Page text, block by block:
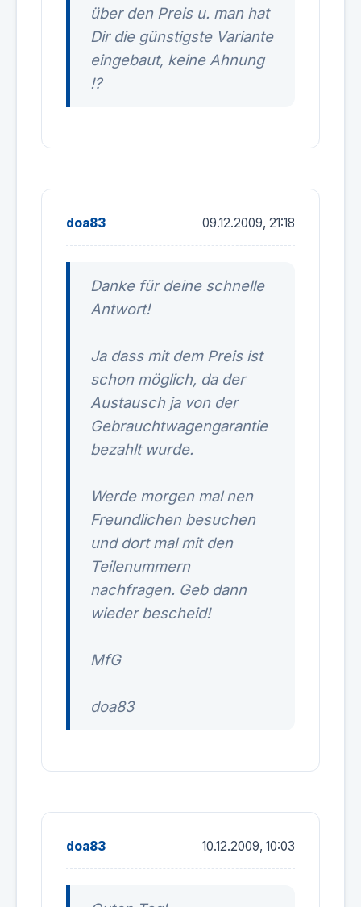
über den Preis u. man hat
Dir die günstigste Variante
eingebaut, keine Ahnung
!?
doa83 09.12.2009, 21:18
Danke für deine schnelle
Antwort!
Ja dass mit dem Preis ist
schon möglich, da der
Austausch ja von der
Gebrauchtwagengarantie
bezahlt wurde.
Werde morgen mal nen
Freundlichen besuchen
und dort mal mit den
Teilenummern
nachfragen. Geb dann
wieder bescheid!
MfG
doa83
doa83 10.12.2009, 10:03